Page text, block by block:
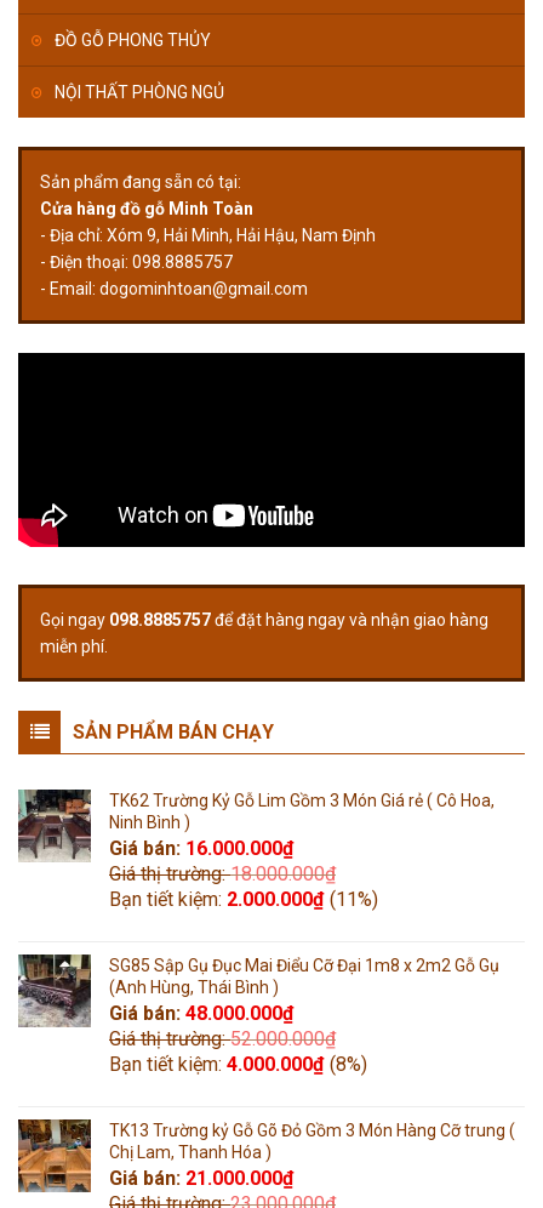
ĐỒ GỖ PHONG THỦY
NỘI THẤT PHÒNG NGỦ
Sản phẩm đang sẵn có tại:
Cửa hàng đồ gỗ Minh Toàn
- Địa chỉ: Xóm 9, Hải Minh, Hải Hậu, Nam Định
- Điện thoại: 098.8885757
- Email: dogominhtoan@gmail.com
Gọi ngay 098.8885757để đặt hàng ngay và nhận giao hàng
miễn phí.
SẢN PHẨM BÁN CHẠY
TK62 Trường Kỷ Gỗ Lim Gồm 3 Món Giá rẻ ( Cô Hoa,
Ninh Bình )
Giá bán: 16.000.000₫
Giá thị trường:18.000.000₫
Bạn tiết kiệm: 2.000.000₫ (11%)
SG85 Sập Gụ Đục Mai Điểu Cỡ Đại 1m8 x 2m2 Gỗ Gụ
(Anh Hùng, Thái Bình )
Giá bán: 48.000.000₫
Giá thị trường:52.000.000₫
Bạn tiết kiệm: 4.000.000₫ (8%)
TK13 Trường kỷ Gỗ Gõ Đỏ Gồm 3 Món Hàng Cỡ trung (
Chị Lam, Thanh Hóa )
Giá bán: 21.000.000₫